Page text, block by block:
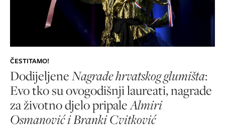
ČESTITAMO!
DodijeljeneNagrade hrvatskog glumišta:
Evo tko su ovogodišnji laureati, nagrade
za životno djelo pripaleAlmiri
Osmanović i Branki Cvitković